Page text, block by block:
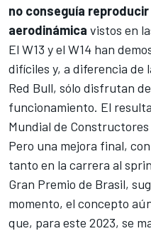
no conseguía
aerodinámica vistos en
El W13 y el W14 han
difíciles y, a diferencia de
Red Bull, sólo disfrutan
funcionamiento. El
Mundial de
Pero una mejora final,
tanto en la carrera al
Gran Premio de Brasil,
momento, el concepto
que, para este 2023, se